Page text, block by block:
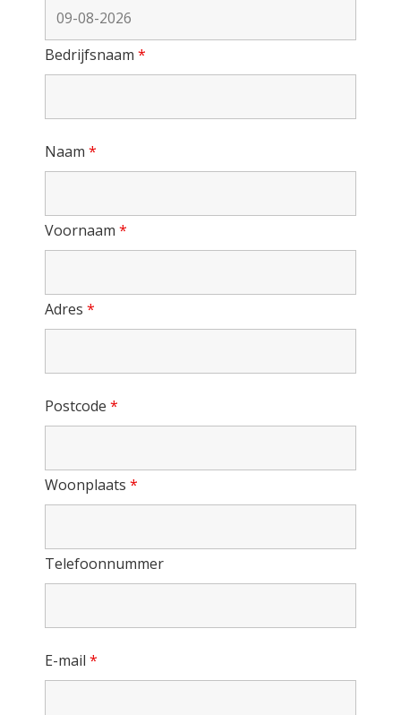
Bedrijfsnaam *
Naam *
Voornaam *
Adres *
Postcode *
Woonplaats *
Telefoonnummer
E-mail *